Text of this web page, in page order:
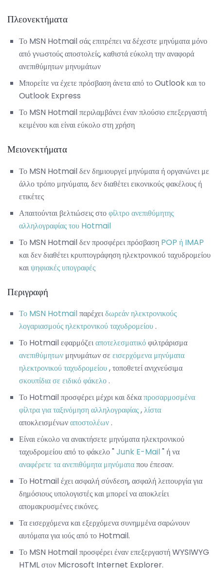
Πλεονεκτήματα
Το MSN Hotmail σάς επιτρέπει να δέχεστε μηνύματα μόνο
από γνωστούς αποστολείς, καθιστά εύκολη την αναφορά
ανεπιθύμητων μηνυμάτων
Μπορείτε να έχετε πρόσβαση άνετα από το Outlook και το
Outlook Express
Το MSN Hotmail περιλαμβάνει έναν πλούσιο επεξεργαστή
κειμένου και είναι εύκολο στη χρήση
Μειονεκτήματα
Το MSN Hotmail δεν δημιουργεί μηνύματα ή οργανώνει με
άλλο τρόπο μηνύματα, δεν διαθέτει εικονικούς φακέλους ή
ετικέτες
Απαιτούνται βελτιώσεις στοφίλτρο ανεπιθύμητης
αλληλογραφίας του Hotmail
Το MSN Hotmail δεν προσφέρει πρόσβαση POP ή IMAP
και δεν διαθέτει κρυπτογράφηση ηλεκτρονικού ταχυδρομείου
καιψηφιακές υπογραφές
Περιγραφή
Το MSN Hotmailπαρέχειδωρεάν ηλεκτρονικούς
λογαριασμούς ηλεκτρονικού ταχυδρομείου.
Το Hotmail εφαρμόζειαποτελεσματικόφιλτράρισμα
ανεπιθύμητων μηνυμάτων σε εισερχόμενα μηνύματα
ηλεκτρονικού ταχυδρομείου, τοποθετεί ανιχνεύσιμα
σκουπίδια σε ειδικό φάκελο.
Το Hotmail προσφέρει μέχρι και δέκαπροσαρμοσμένα
φίλτρα για ταξινόμηση αλληλογραφίας,λίστα
αποκλεισμένωναποστολέων.
Είναι εύκολο να ανακτήσετε μηνύματα ηλεκτρονικού
ταχυδρομείου από το φάκελο " Junk E-Mail" ή να
αναφέρετε τα ανεπιθύμητα μηνύματαπου έπεσαν.
Το Hotmail έχει ασφαλή σύνδεση, ασφαλή λειτουργία για
δημόσιους υπολογιστές και μπορεί να αποκλείει
απομακρυσμένες εικόνες.
Τα εισερχόμενα και εξερχόμενα συνημμένα σαρώνουν
αυτόματα για ιούς από το Hotmail.
Το MSN Hotmail προσφέρει έναν επεξεργαστή WYSIWYG
HTML στον Microsoft Internet Explorer.